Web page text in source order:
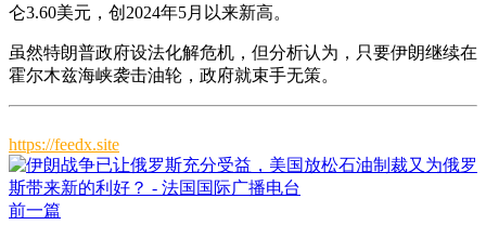
仑3.60美元，创2024年5月以来新高。
虽然特朗普政府设法化解危机，但分析认为，只要伊朗继续在
霍尔木兹海峡袭击油轮，政府就束手无策。
https://feedx.site
前一篇